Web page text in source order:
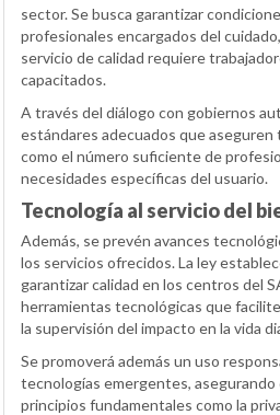
sector. Se busca garantizar
profesionales encargados del
servicio de calidad requiere
capacitados.
A través del diálogo con gobiernos
estándares adecuados que
como el número suficiente de
necesidades específicas del usuario.
Tecnología al servicio del
Además, se prevén avances
los servicios ofrecidos. La ley
garantizar calidad en los centros del
herramientas tecnológicas que
la supervisión del impacto en la vida
Se promoverá además un uso
tecnologías emergentes,
principios fundamentales como la